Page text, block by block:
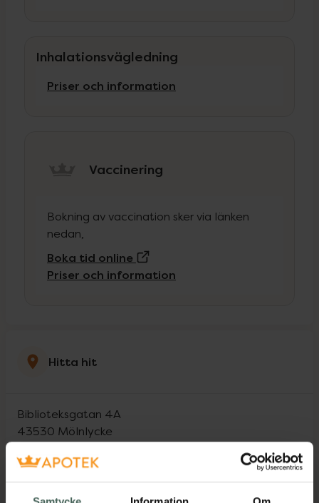
Inhalationsvägledning
Priser och information
Vaccinering
Bokning av vaccination sker via länken
nedan,
Boka tid online
Priser och information
Hitta hit
Biblioteksgatan 4A
43530 Mölnlycke